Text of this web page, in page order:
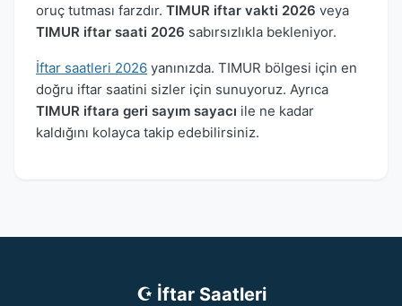
oruç tutması farzdır. TIMUR iftar vakti 2026 veya
TIMUR iftar saati 2026 sabırsızlıkla bekleniyor.
İftar saatleri 2026 yanınızda. TIMUR bölgesi için en
doğru iftar saatini sizler için sunuyoruz. Ayrıca
TIMUR iftara geri sayım sayacı ile ne kadar
kaldığını kolayca takip edebilirsiniz.
☪ İftar Saatleri